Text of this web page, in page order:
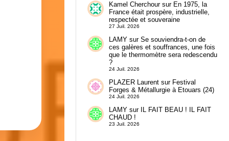
Kamel Cherchoursur En 1975, la
France était prospère, industrielle,
respectée et souveraine
27 Juil. 2026
LAMYsur Se souviendra-t-on de
ces galères et souffrances, une fois
que le thermomètre sera redescendu
?
24 Juil. 2026
PLAZER Laurentsur Festival
Forges & Métallurgie à Etouars (24)
24 Juil. 2026
LAMYsur IL FAIT BEAU ! IL FAIT
CHAUD !
23 Juil. 2026